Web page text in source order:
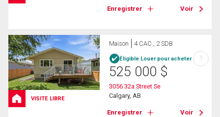
Enregistrer Voir
VISITE LIBRE
Maison 4 CAC , 2 SDB
Éligible Louer pour acheter
525 000 $
3056 32a Street Se
Calgary, AB
Enregistrer Voir
?